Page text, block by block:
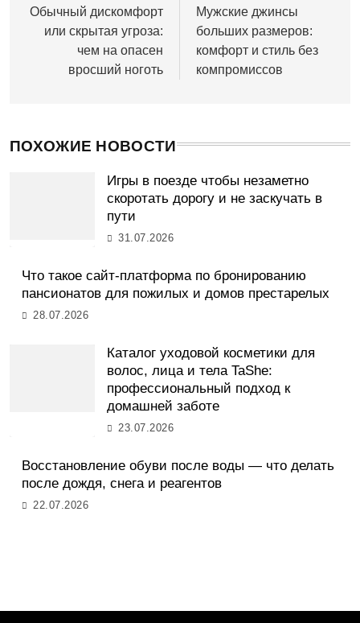
по
записям
Обычный дискомфорт
или скрытая угроза:
чем на опасен
вросший ноготь
Мужские джинсы
больших размеров:
комфорт и стиль без
компромиссов
ПОХОЖИЕ НОВОСТИ
Игры в поезде чтобы незаметно
скоротать дорогу и не заскучать в
пути
31.07.2026
Что такое сайт-платформа по бронированию
пансионатов для пожилых и домов престарелых
28.07.2026
Каталог уходовой косметики для
волос, лица и тела TaShe:
профессиональный подход к
домашней заботе
23.07.2026
Восстановление обуви после воды — что делать
после дождя, снега и реагентов
22.07.2026